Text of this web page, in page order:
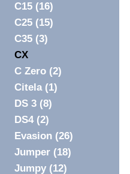
C15 (16)
C25 (15)
C35 (3)
CX
C Zero (2)
Citela (1)
DS 3 (8)
DS4 (2)
Evasion (26)
Jumper (18)
Jumpy (12)